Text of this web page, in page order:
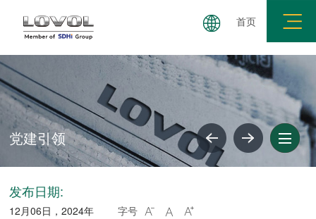
首页
党建引领
发布日期:
12月06日，2024年 字号   